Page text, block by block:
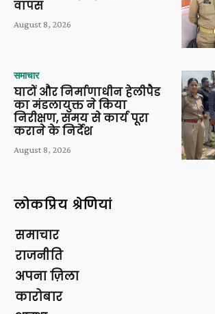
वापस
August 8, 2026
समाचार
घाटों और निर्माणाधीन हेलीपैड
का मंडलायुक्त ने किया
निरीक्षण, समय से कार्य पूरा
कराने के निर्देश
August 8, 2026
लोकप्रिय श्रेणियां
समाचार
राजनीति
अपना ज़िला
कारोबार